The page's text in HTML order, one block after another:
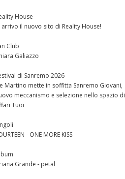
House
arrivo il nuovo sito di Reality House!
Club
Galiazzo
di Sanremo 2026
Martino mette in soffitta Sanremo Giovani,
meccanismo e selezione nello spazio di
Tuoi
- ONE MORE KISS
Grande - petal